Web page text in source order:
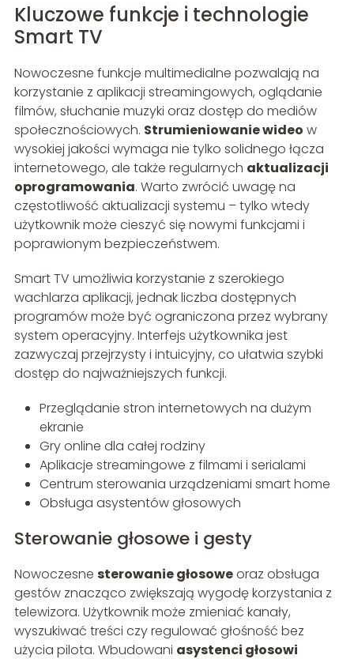
Kluczowe funkcje i technologie
Smart TV
Nowoczesne funkcje multimedialne pozwalają na
korzystanie z aplikacji streamingowych, oglądanie
filmów, słuchanie muzyki oraz dostęp do mediów
społecznościowych. Strumieniowanie wideo w
wysokiej jakości wymaga nie tylko solidnego łącza
internetowego, ale także regularnych aktualizacji
oprogramowania. Warto zwrócić uwagę na
częstotliwość aktualizacji systemu – tylko wtedy
użytkownik może cieszyć się nowymi funkcjami i
poprawionym bezpieczeństwem.
Smart TV umożliwia korzystanie z szerokiego
wachlarza aplikacji, jednak liczba dostępnych
programów może być ograniczona przez wybrany
system operacyjny. Interfejs użytkownika jest
zazwyczaj przejrzysty i intuicyjny, co ułatwia szybki
dostęp do najważniejszych funkcji.
Przeglądanie stron internetowych na dużym
ekranie
Gry online dla całej rodziny
Aplikacje streamingowe z filmami i serialami
Centrum sterowania urządzeniami smart home
Obsługa asystentów głosowych
Sterowanie głosowe i gesty
Nowoczesne sterowanie głosoweoraz obsługa
gestów znacząco zwiększają wygodę korzystania z
telewizora. Użytkownik może zmieniać kanały,
wyszukiwać treści czy regulować głośność bez
użycia pilota. Wbudowani asystenci głosowi